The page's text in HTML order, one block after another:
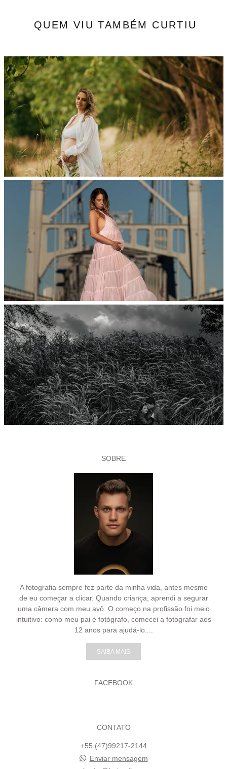
QUEM VIU TAMBÉM CURTIU
SOBRE
A fotografia sempre fez parte da minha vida, antes mesmo
de eu começar a clicar. Quando criança, aprendi a segurar
uma câmera com meu avô. O começo na profissão foi meio
intuitivo: como meu pai é fotógrafo, comecei a fotografar aos
12 anos para ajudá-lo....
SAIBA MAIS
FACEBOOK
CONTATO
+55 (47)99217-2144
Enviar mensagem